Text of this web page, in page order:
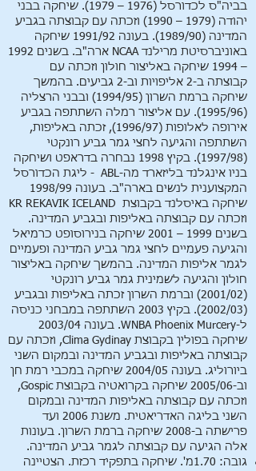
בביה"ס לכדורסל (1976 – 1979). שיחקה בבני
יהודה (1979 – 1990) וזכתה עם קבוצתה בגביע
המדינה (1989/90). בעונה 1991/92 שיחקה
באוניברסיטת מרילנד NCAA ארה"ב. בשנים 1992
– 1994 שיחקה באליצור חולון וזכתה עם
קבוצתה ב-2 אליפויות וב-2 גביעים. בהמשך
שיחקה ברמת השרון (1994/95) ובבני הרצליה
(1995/96). עם אליצור רמלה השתתפה בגביע
אירופה לאלופות (1996/97), זכתה באליפות,
השתתפה והגיעה לחצי גמר גביע רונקטי
(1997/98). בקיץ 1998 נבחרה בדראפט ושיחקה
בניו אינגלנד בליזארד מה-ABL - ליגת הכדורסל
המקצוענית לנשים בארה"ב. בעונה 1998/99
שיחקה באיסלנד בקבוצת KR REKAVIK ICELAND
וזכתה עם קבוצתה באליפות ובגביע המדינה.
בשנים 1999 – 2001 שיחקה בנירוסופט כרמיאל
והגיעה פעמיים לחצי גמר גביע המדינה ופעמיים
לגמר אליפות המדינה. בהמשך שיחקה באליצור
חולון והגיעה לשמינית גמר גביע רונקטי
(2001/02) וברמת השרון זכתה באליפות ובגביע
(2002/03). בקיץ 2003 השתתפה במבחני כניסה
ל-WNBA Phoenix Murcery. בעונה 2003/04
שיחקה בפולין בקבוצת Clima Gydinay, וזכתה עם
קבוצתה באליפות ובגביע המדינה ובמקום השני
ביורוליג. בעונה 2004/05 שיחקה במכבי רמת חן
וב-2005/06 שיחקה בקרואטיה בקבוצת Gospic,
וזכתה עם קבוצתה באליפות המדינה ובמקום
השני בליגה האדריאטית. משנת 2006 ועד
פרישתה ב-2008 שיחקה ברמת השרון. בעונות
אלה הגיעה עם קבוצתה לגמר גביע המדינה.
גובה: 1.70מ'. שיחקה בתפקיד רכזת. הצטיינה